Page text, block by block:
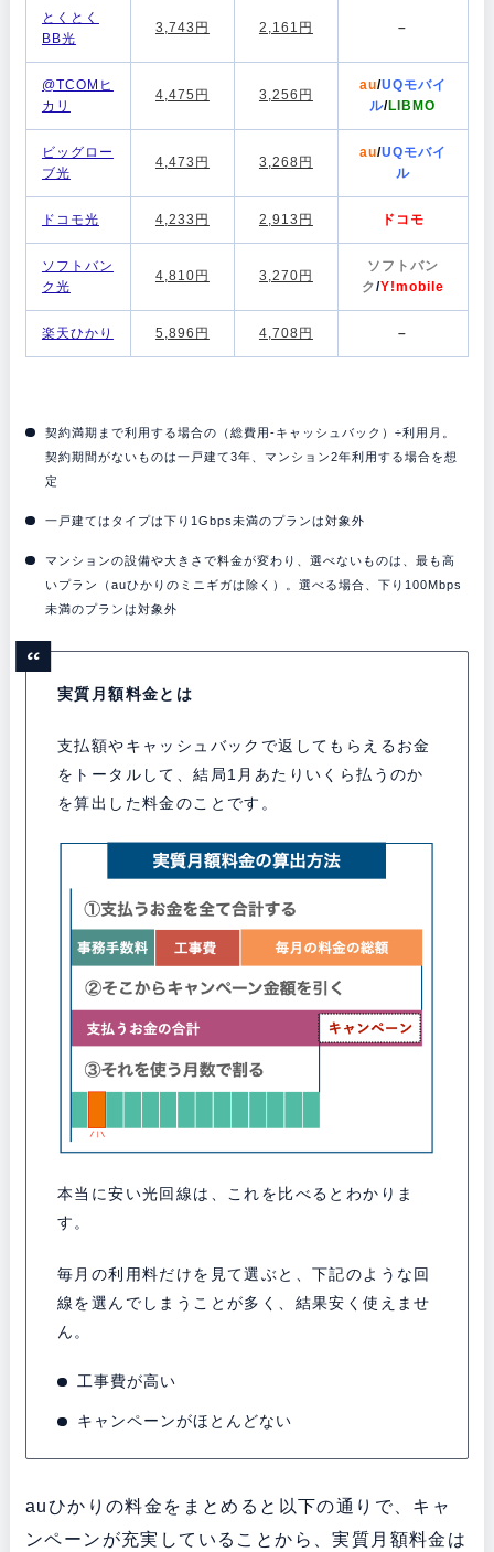
とくとく
BB光
3,743円 2,161円 –
@TCOMヒ
カリ
4,475円 3,256円
au/UQモバイ
ル/LIBMO
ビッグロー
ブ光
4,473円 3,268円
au/UQモバイ
ル
ドコモ光 4,233円 2,913円 ドコモ
ソフトバン
ク光
4,810円 3,270円
ソフトバン
ク/Y!mobile
楽天ひかり 5,896円 4,708円 –
契約満期まで利用する場合の（総費用-キャッシュバック）÷利用月。
契約期間がないものは一戸建て3年、マンション2年利用する場合を想
定
一戸建てはタイプは下り1Gbps未満のプランは対象外
マンションの設備や大きさで料金が変わり、選べないものは、最も高
いプラン（auひかりのミニギガは除く）。選べる場合、下り100Mbps
未満のプランは対象外
実質月額料金とは
支払額やキャッシュバックで返してもらえるお金
をトータルして、結局1月あたりいくら払うのか
を算出した料金のことです。
本当に安い光回線は、これを比べるとわかりま
す。
毎月の利用料だけを見て選ぶと、下記のような回
線を選んでしまうことが多く、結果安く使えませ
ん。
工事費が高い
キャンペーンがほとんどない
auひかりの料金をまとめると以下の通りで、キャ
ンペーンが充実していることから、実質月額料金は